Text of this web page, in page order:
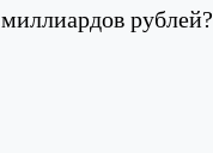
миллиардов рублей?